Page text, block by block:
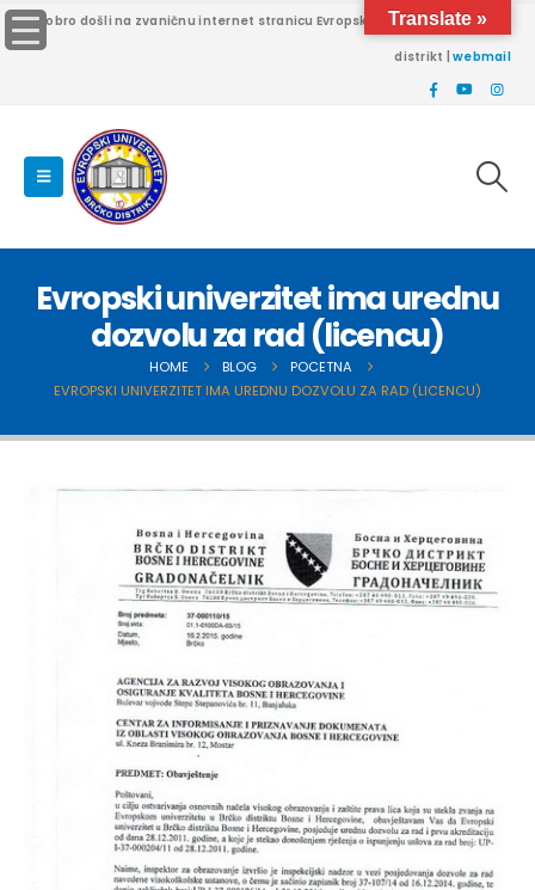
Dobro došli na zvaničnu internet stranicu Evropskog univerziteta Brčko
distrikt |webmail
Evropski univerzitet ima urednu
dozvolu za rad (licencu)
HOME BLOG
POCETNA
EVROPSKI UNIVERZITET IMA UREDNU DOZVOLU ZA RAD (LICENCU)
Translate »